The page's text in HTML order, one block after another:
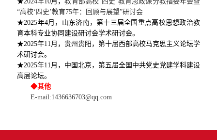
“高校‘四史’教育75年：回顾与展望”研讨会
★2025年4月，山东济南，第十三届全国重点高校思想政治教
育本科专业协同建设研讨会学术研讨会。
★2025年11月，贵州贵阳，第十届西部高校马克思主义论坛学
术研讨会。
★2025年11月，中国北京，第五届全国中共党史党建学科建设
高层论坛。
◆其他
E-mail:1436636703@qq.com